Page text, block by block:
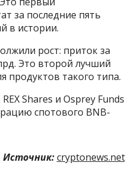
за последние пять
в истории.
рост: приток за
Это второй лучший
продуктов такого типа.
Shares и Osprey Funds
спотового BNB-
Источник: cryptonews.net